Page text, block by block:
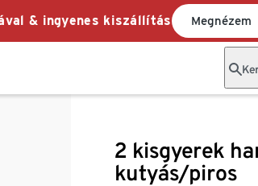
& ingyenes kiszállítás Megnézem
2 kisgyerek
kutyás/piros